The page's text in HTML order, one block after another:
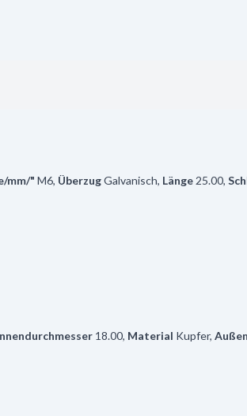
mm/" M6, ÜberzugGalvanisch, Länge 25.00,
18.00, Material Kupfer,